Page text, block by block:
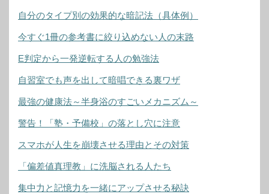
自分のタイプ別の効果的な暗記法（具体例）
今すぐ1冊の参考書に絞り込めない人の末路
E判定から一発逆転する人の勉強法
自習室でも声を出して暗唱できる裏ワザ
最強の健康法～半身浴のすごいメカニズム～
警告！「塾・予備校」の落とし穴に注意
スマホが人生を崩壊させる理由とその対策
「偏差値真理教」に洗脳される人たち
集中力と記憶力を一緒にアップさせる秘訣